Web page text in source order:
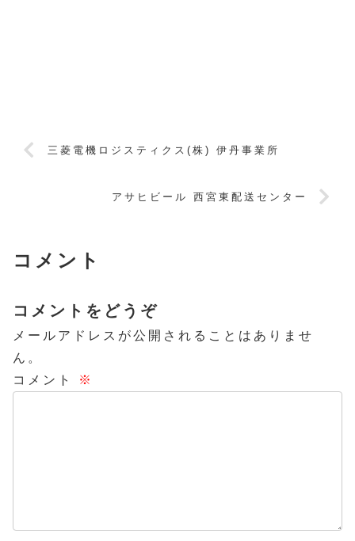
三菱電機ロジスティクス(株) 伊丹事業所
アサヒビール 西宮東配送センター
コメント
コメントをどうぞ
メールアドレスが公開されることはありませ
ん。
コメント
※